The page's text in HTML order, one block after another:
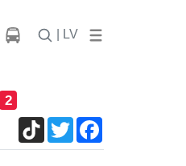
| LV
2
TikTokTwitter